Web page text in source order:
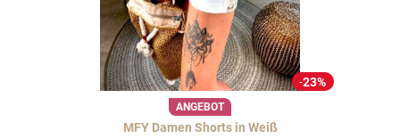
23%
ANGEBOT
MFY Damen Shorts in Weiß